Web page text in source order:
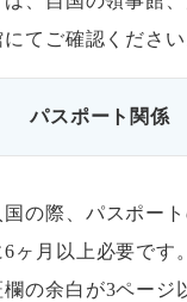
てご確認ください
パスポート関係
の際、パスポー
ヶ月以上必要です。
の余白が3ページ